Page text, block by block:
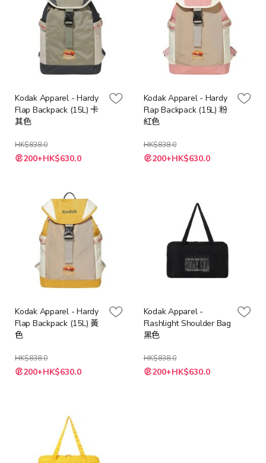
Kodak Apparel - Hardy
Flap Backpack (15L) 卡
其色
HK$838.0
特
殊 200+HK$630.0
Kodak Apparel - Hardy
Flap Backpack (15L) 粉
紅色
HK$838.0
特
殊 200+HK$630.0
Kodak Apparel - Hardy
Flap Backpack (15L) 黃
色
HK$838.0
特
殊 200+HK$630.0
Kodak Apparel -
Flashlight Shoulder Bag
黑色
HK$838.0
特
殊 200+HK$630.0